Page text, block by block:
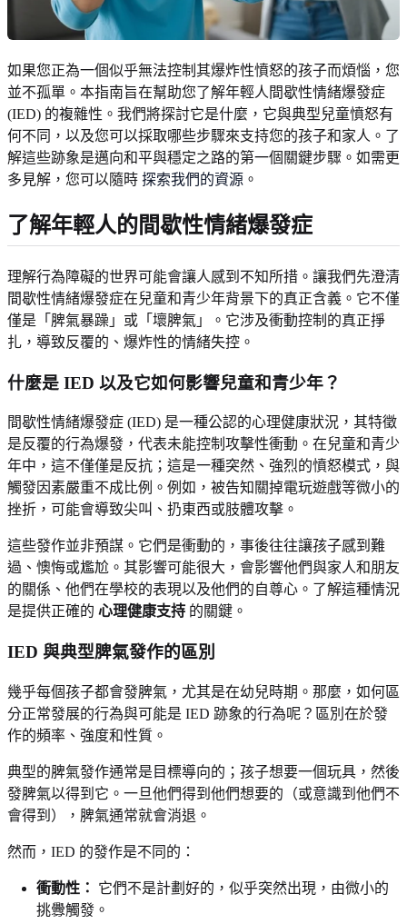
如果您正為一個似乎無法控制其爆炸性憤怒的孩子而煩惱，您
並不孤單。本指南旨在幫助您了解年輕人間歇性情緒爆發症
(IED) 的複雜性。我們將探討它是什麼，它與典型兒童憤怒有
何不同，以及您可以採取哪些步驟來支持您的孩子和家人。了
解這些跡象是邁向和平與穩定之路的第一個關鍵步驟。如需更
多見解，您可以隨時 探索我們的資源 。
了解年輕人的間歇性情緒爆發症
理解行為障礙的世界可能會讓人感到不知所措。讓我們先澄清
間歇性情緒爆發症在兒童和青少年背景下的真正含義。它不僅
僅是「脾氣暴躁」或「壞脾氣」。它涉及衝動控制的真正掙
扎，導致反覆的、爆炸性的情緒失控。
什麼是 IED 以及它如何影響兒童和青少年？
間歇性情緒爆發症 (IED) 是一種公認的心理健康狀況，其特徵
是反覆的行為爆發，代表未能控制攻擊性衝動。在兒童和青少
年中，這不僅僅是反抗；這是一種突然、強烈的憤怒模式，與
觸發因素嚴重不成比例。例如，被告知關掉電玩遊戲等微小的
挫折，可能會導致尖叫、扔東西或肢體攻擊。
這些發作並非預謀。它們是衝動的，事後往往讓孩子感到難
過、懊悔或尷尬。其影響可能很大，會影響他們與家人和朋友
的關係、他們在學校的表現以及他們的自尊心。了解這種情況
是提供正確的 心理健康支持 的關鍵。
IED 與典型脾氣發作的區別
幾乎每個孩子都會發脾氣，尤其是在幼兒時期。那麼，如何區
分正常發展的行為與可能是 IED 跡象的行為呢？區別在於發
作的頻率、強度和性質。
典型的脾氣發作通常是目標導向的；孩子想要一個玩具，然後
發脾氣以得到它。一旦他們得到他們想要的（或意識到他們不
會得到），脾氣通常就會消退。
然而，IED 的發作是不同的：
衝動性：
它們不是計劃好的，似乎突然出現，由微小的
挑釁觸發。